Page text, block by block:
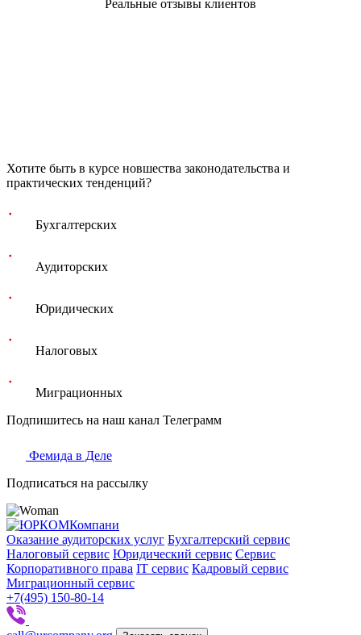
Реальные отзывы клиентов
Хотите быть в курсе новшества законодательства и
практических тенденций?
Бухгалтерских
Аудиторских
Юридических
Налоговых
Миграционных
Подпишитесь на наш канал Телеграмм
Фемида в Деле
Подписаться на рассылку
Оказание аудиторских услуг Бухгалтерский сервис
Налоговый сервис Юридический сервис Сервис
Корпоративного права IT сервис Кадровый сервис
Миграционный сервис
+7(495) 150-80-14